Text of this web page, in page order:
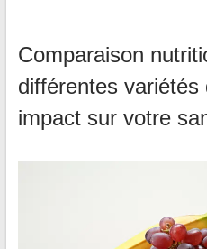
Comparaison
différentes
impact sur votre